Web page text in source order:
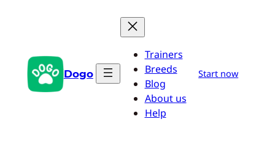
conteúdo Dogo
Trainers
Breeds
Blog
About us
Help
Start now